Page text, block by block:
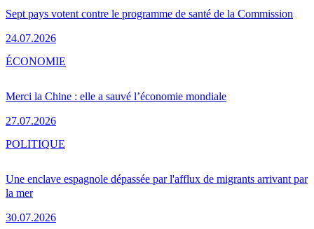
Sept pays votent contre le programme de santé de la Commission
24.07.2026
Merci la Chine : elle a sauvé l’économie mondiale
27.07.2026
ÉCONOMIE
Une enclave espagnole dépassée par l'afflux de migrants arrivant par
la mer
30.07.2026
POLITIQUE